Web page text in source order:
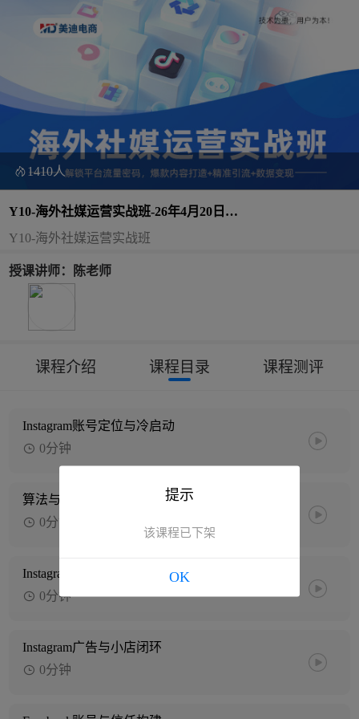
1410人
Y10-海外社媒运营实战班-26年4月20日
（双师）
Y10-海外社媒运营实战班
授课讲师：陈老师
课程介绍 课程目录 课程测评
Instagram账号定位与冷启动
0分钟
算法与AI辅助生产爆款内容
0分钟
Instagram自然增长与互动
0分钟
Instagram广告与小店闭环
0分钟
提示
该课程已下架
OK